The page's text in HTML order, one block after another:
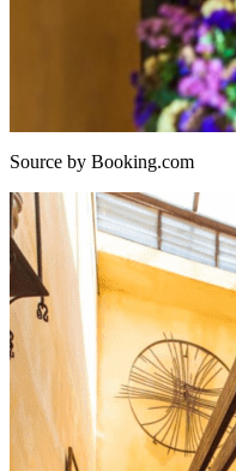
Source by Booking.com